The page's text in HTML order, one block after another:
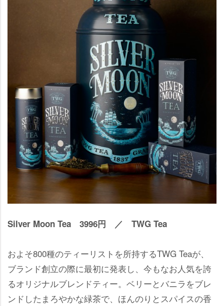
Silver Moon Tea 3996円 ／ TWG Tea
およそ800種のティーリストを所持するTWG Teaが、
ブランド創立の際に最初に発表し、今もなお人気を誇
るオリジナルブレンドティー。ベリーとバニラをブレ
ンドしたまろやかな緑茶で、ほんのりとスパイスの香